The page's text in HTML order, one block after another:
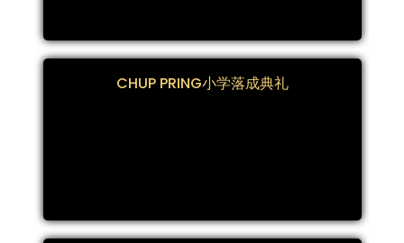
CHUP PRING小学落成典礼